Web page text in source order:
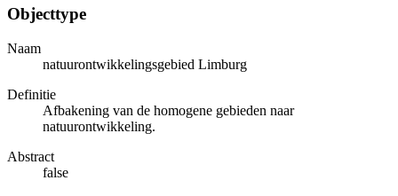
Objecttype
Naam
natuurontwikkelingsgebied Limburg
Definitie
Afbakening van de homogene gebieden naar
natuurontwikkeling.
Abstract
false